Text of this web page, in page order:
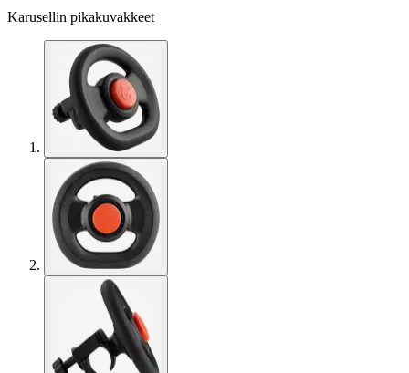
Karusellin pikakuvakkeet